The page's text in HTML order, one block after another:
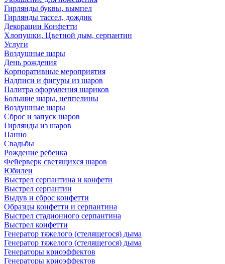
Гирлянды буквы, вымпел
Гирлянды тассел, дождик
Декорации Конфетти
Хлопушки, Цветной дым, серпантин
Услуги
Воздушные шары
День рождения
Корпоративные мероприятия
Надписи и фигуры из шаров
Палитра оформления шариков
Большие шары, цеппелины
Воздушные шары
Сброс и запуск шаров
Гирлянды из шаров
Панно
Свадьбы
Рождение ребенка
Фейерверк светящихся шаров
Юбилеи
Выстрел серпантина и конфети
Выстрел серпантин
Выдув и сброс конфетти
Образцы конфетти и серпантина
Выстрел стадионного серпантина
Выстрел конфетти
Генератор тяжелого (стелящегося) дыма
Генератор тяжелого (стелящегося) дыма
Генераторы криоэффектов
Генераторы криоэффектов